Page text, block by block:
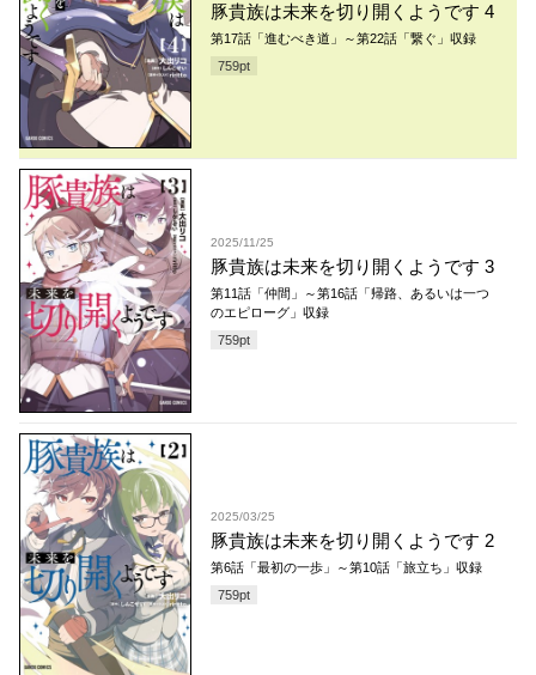
豚貴族は未来を切り開くようです 4
第17話「進むべき道」～第22話「繋ぐ」収録
759pt
2025/11/25
豚貴族は未来を切り開くようです 3
第11話「仲間」～第16話「帰路、あるいは一つ
のエピローグ」収録
759pt
2025/03/25
豚貴族は未来を切り開くようです 2
第6話「最初の一歩」～第10話「旅立ち」収録
759pt